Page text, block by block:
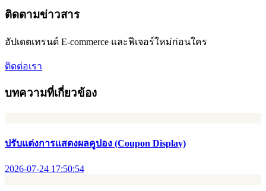
ติดตามข่าวสาร
อัปเดตเทรนด์ E-commerce และฟีเจอร์ใหม่ก่อนใคร
ติดต่อเรา
บทความที่เกี่ยวข้อง